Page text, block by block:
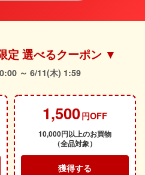
定 選べるクーポン ▼
～ 6/11(木) 1:59
1,500円OFF
10,000円以上のお買物
（全品対象）
獲得する